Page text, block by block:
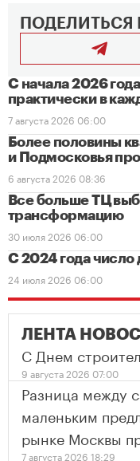
С начала 2026
практически в
7 августа 2026 06:00
Более половины
и Подмосковья
6 августа 2026 08:36
Все больше ТЦ
трансформацию
30 июля 2026 06:00
С 2024 года число
24 июля 2026 06:00
ЛЕНТА
С Днем
9 августа 2026 07:00
Разница между
маленьким
рынке Москвы
7 августа 2026 18:29